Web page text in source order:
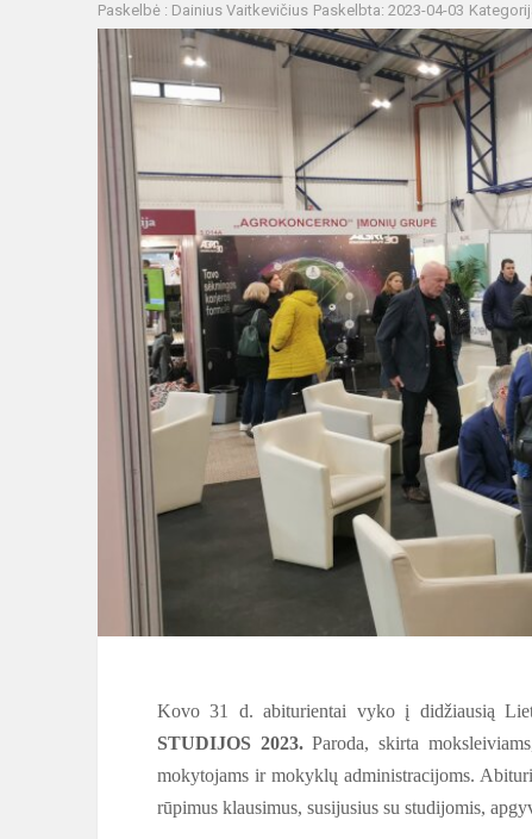
Paskelbė : Dainius Vaitkevičius Paskelbta: 2023-04-03
Kovo 31 d. abiturientai vyko į didžiausią
STUDIJOS 2023.Paroda, skirta
mokytojams ir mokyklų administracijoms.
rūpimus klausimus, susijusius su studijomis,